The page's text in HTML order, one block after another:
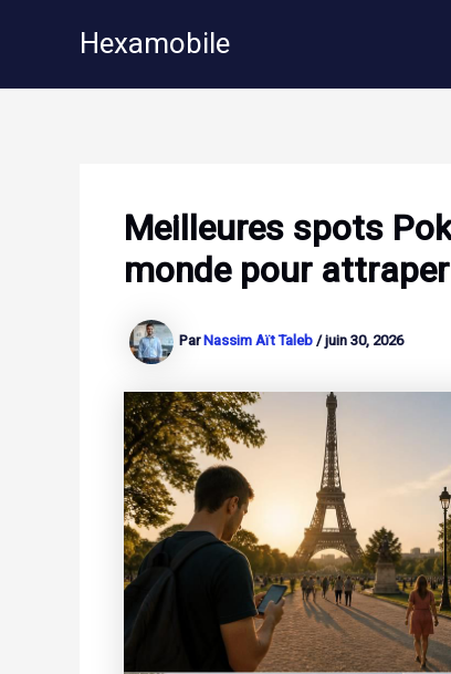
Hexamobile
Meilleures spots
monde pour
ParNassim Aït Taleb/juin 30, 2026